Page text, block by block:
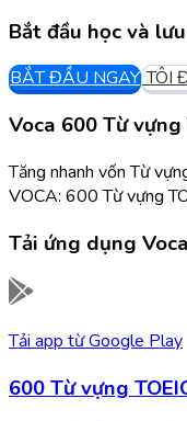
Bắt đầu học và
BẮT ĐẦU NGAY TÔI
Voca 600 Từ vựng
Tăng nhanh vốn Từ
VOCA: 600 Từ vựng
Tải ứng dụng
Tải app từGoogle Play
600 Từ vựng